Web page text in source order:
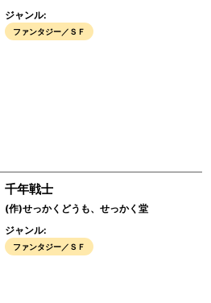
ジャンル:
ファンタジー／ＳＦ
千年戦士
(作)せっかくどうも、せっかく堂
ジャンル:
ファンタジー／ＳＦ